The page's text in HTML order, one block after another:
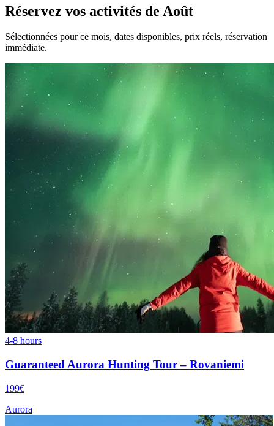
Réservez vos activités de Août
Sélectionnées pour ce mois, dates disponibles, prix réels, réservation
immédiate.
4-8 hours
Guaranteed Aurora Hunting Tour – Rovaniemi
199€
Aurora